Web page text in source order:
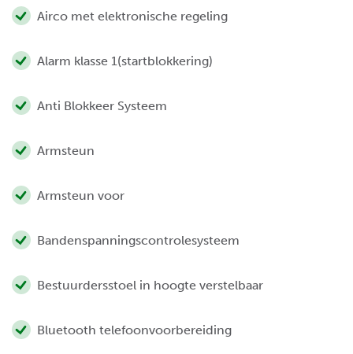
Airco met elektronische regeling
Alarm klasse 1(startblokkering)
Anti Blokkeer Systeem
Armsteun
Armsteun voor
Bandenspanningscontrolesysteem
Bestuurdersstoel in hoogte verstelbaar
Bluetooth telefoonvoorbereiding